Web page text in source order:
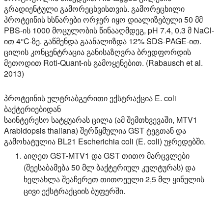
გრადიენტული გამორეცხვისთვის. გამორეცხილი
პროტეინის ხსნარები ორჯერ იყო დიალიზებული 50 მმ
PBS-ის 1000 მოცულობის წინააღმდეგ, pH 7.4, 0.3 მ NaCl-
ით 4°C-ზე. გაწმენდა გაანალიზდა 12% SDS-PAGE-ით.
ცილის კონცენტრაცია განისაზღვრა ბრედფორდის
მეთოდით Roti-Quant-ის გამოყენებით. (Rabausch et al.
2013)
პროტეინის ულტრაბგერითი ექსტრაქცია E. coli
ბაქტერიებიდან
საინტერესო სატყუარას ცილა (ამ შემთხვევაში, MTV1
Arabidopsis thaliana) შერწყმულია GST ტეგთან და
გამოხატულია BL21 Escherichia coli (E. coli) უჯრედებში.
აიღეთ GST-MTV1 და GST თითო მარცვლები
(შეესაბამება 50 მლ ბაქტერიულ კულტურას) და
ხელახლა შეაჩერეთ თითოეული 2,5 მლ ყინულის
ცივი ექსტრაქციის ბუფერში.